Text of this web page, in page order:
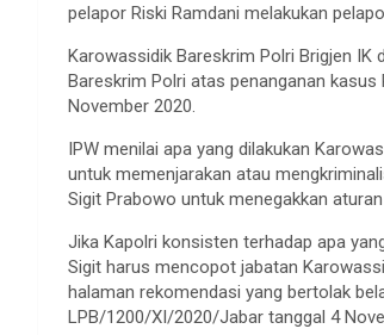
pelapor Riski Ramdani melakukan
Karowassidik Bareskrim Polri Brigjen IK
Bareskrim Polri atas penanganan
November 2020.
IPW menilai apa yang dilakukan
untuk memenjarakan atau
Sigit Prabowo untuk menegakkan
Jika Kapolri konsisten terhadap apa
Sigit harus mencopot jabatan
halaman rekomendasi yang bertolak
LPB/1200/XI/2020/Jabar tanggal 4